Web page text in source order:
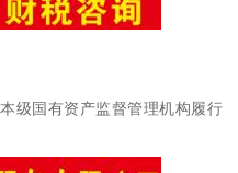
级国有资产监督管理机构履行